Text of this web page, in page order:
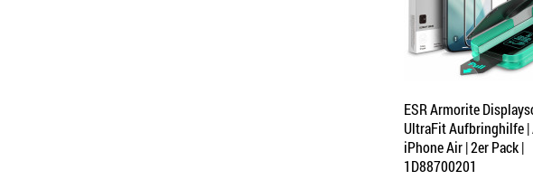
ESR Armorite
UltraFit Aufbringhilfe |
iPhone Air | 2er Pack |
1D88700201